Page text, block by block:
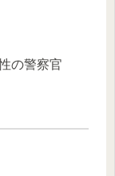
の警察官